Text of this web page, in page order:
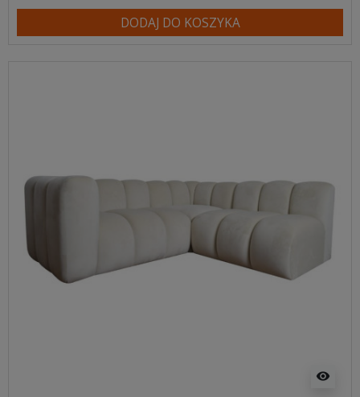
DODAJ DO KOSZYKA
visibility